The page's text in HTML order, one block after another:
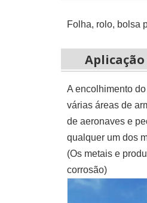
Folha, rolo, bolsa
Aplicação
A encolhimento
várias áreas de
de aeronaves e
qualquer um dos
(Os metais e
corrosão)